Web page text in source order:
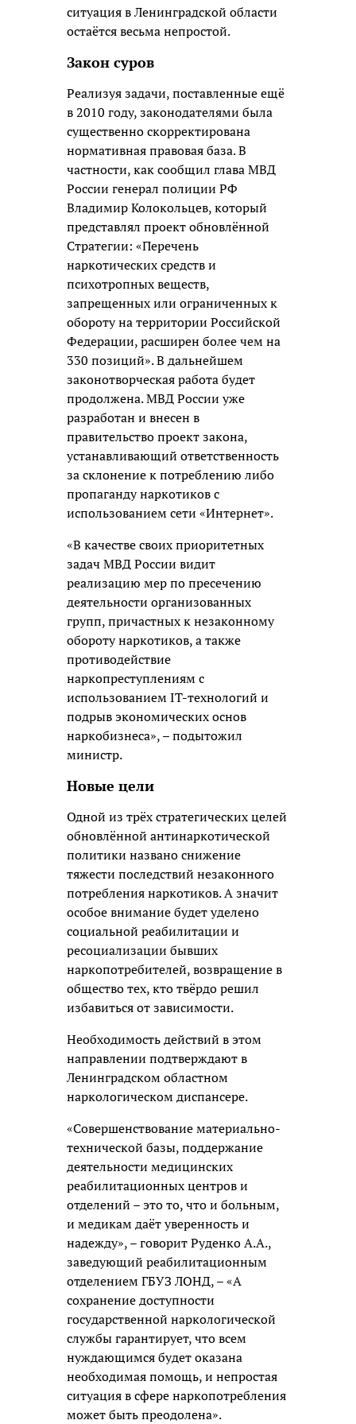
ситуация в Ленинградской области
остаётся весьма непростой.
Закон суров
Реализуя задачи, поставленные ещё
в 2010 году, законодателями была
существенно скорректирована
нормативная правовая база. В
частности, как сообщил глава МВД
России генерал полиции РФ
Владимир Колокольцев, который
представлял проект обновлённой
Стратегии: «Перечень
наркотических средств и
психотропных веществ,
запрещенных или ограниченных к
обороту на территории Российской
Федерации, расширен более чем на
330 позиций». В дальнейшем
законотворческая работа будет
продолжена. МВД России уже
разработан и внесен в
правительство проект закона,
устанавливающий ответственность
за склонение к потреблению либо
пропаганду наркотиков с
использованием сети «Интернет».
«В качестве своих приоритетных
задач МВД России видит
реализацию мер по пресечению
деятельности организованных
групп, причастных к незаконному
обороту наркотиков, а также
противодействие
наркопреступлениям с
использованием IT-технологий и
подрыв экономических основ
наркобизнеса», – подытожил
министр.
Новые цели
Одной из трёх стратегических целей
обновлённой антинаркотической
политики названо снижение
тяжести последствий незаконного
потребления наркотиков. А значит
особое внимание будет уделено
социальной реабилитации и
ресоциализации бывших
наркопотребителей, возвращение в
общество тех, кто твёрдо решил
избавиться от зависимости.
Необходимость действий в этом
направлении подтверждают в
Ленинградском областном
наркологическом диспансере.
«Совершенствование материально-
технической базы, поддержание
деятельности медицинских
реабилитационных центров и
отделений – это то, что и больным,
и медикам даёт уверенность и
надежду», – говорит Руденко А.А.,
заведующий реабилитационным
отделением ГБУЗ ЛОНД, – «А
сохранение доступности
государственной наркологической
службы гарантирует, что всем
нуждающимся будет оказана
необходимая помощь, и непростая
ситуация в сфере наркопотребления
может быть преодолена».